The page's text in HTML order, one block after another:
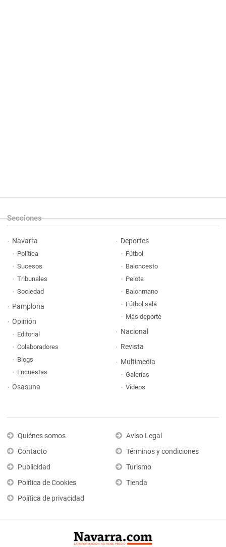
Secciones
Navarra
Política
Sucesos
Tribunales
Sociedad
Pamplona
Opinión
Editorial
Colaboradores
Blogs
Encuestas
Osasuna
Deportes
Fútbol
Baloncesto
Pelota
Balonmano
Fútbol sala
Más deporte
Nacional
Revista
Multimedia
Galerías
Vídeos
Quiénes somos
Contacto
Publicidad
Política de Cookies
Política de privacidad
Aviso Legal
Términos y condiciones
Turismo
Tienda